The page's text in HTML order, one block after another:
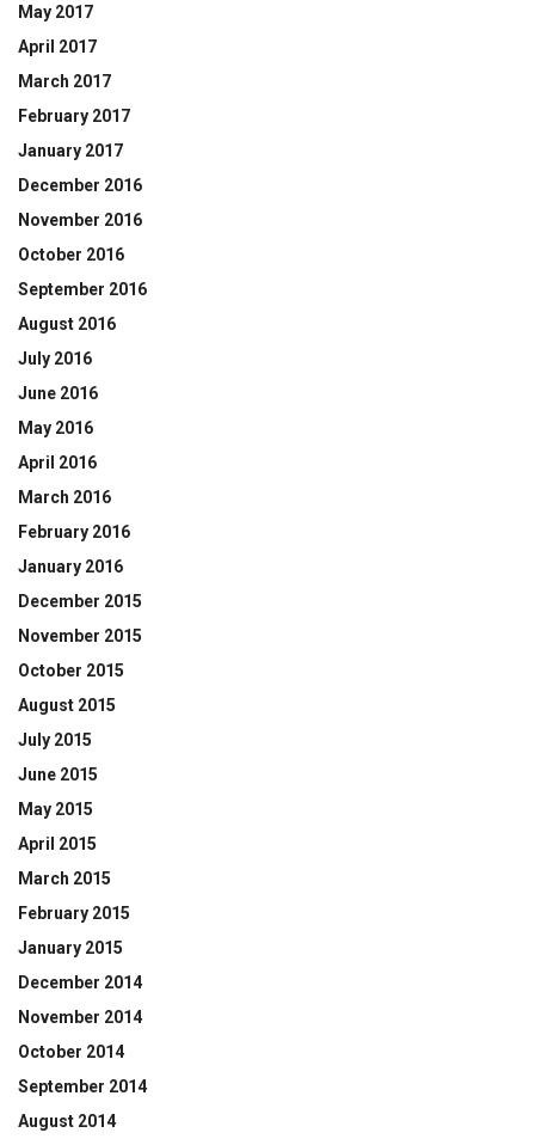
May 2017
April 2017
March 2017
February 2017
January 2017
December 2016
November 2016
October 2016
September 2016
August 2016
July 2016
June 2016
May 2016
April 2016
March 2016
February 2016
January 2016
December 2015
November 2015
October 2015
August 2015
July 2015
June 2015
May 2015
April 2015
March 2015
February 2015
January 2015
December 2014
November 2014
October 2014
September 2014
August 2014